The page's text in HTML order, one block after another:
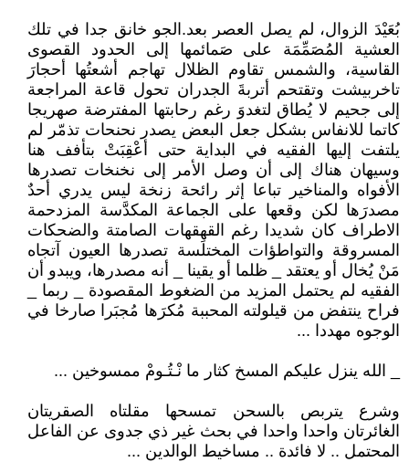
بُعَيْدَ الزوال، لم يصل العصر بعد.الجو خانق جدا في تلك
العشية المُصَمِّمَة على صَمائمها إلى الحدود القصوى
القاسية، والشمس تقاوم الظلال تهاجم أشعتُها أحجارَ
تاخربيشت وتقتحم أتربةَ الجدران تحول قاعة المراجعة
إلى جحيم لا يُطاق لتغدوَ رغم رحابتها المفترضة صهريجا
كاتما للانفاس بشكل جعل البعض يصدر نحنحات تذمّر لم
يلتفت إليها الفقيه في البداية حتى أعْقِبَتْ بتأفف هنا
وسيهان هناك إلى أن وصل الأمر إلى نخنخات تصدرها
الأفواه والمناخير تباعا إثر رائحة زنخة ليس يدري أحدٌ
مصدرَها لكن وقعها على الجماعة المكدَّسة المزدحمة
الاطراف كان شديدا رغم القهقهات الصامتة والضحكات
المسروقة والتواطؤات المختلَسة تصدرها العيون آتجاه
مَنْ يُخال أو يعتقد _ ظلما أو يقينا _ أنه مصدرها، ويبدو أن
الفقيه لم يحتمل المزيد من الضغوط المقصودة _ ربما _
فراح ينتفض من قيلولته المحببة مُكرَها مُجبَرا صارخا في
الوجوه مهددا ...
_ الله ينزل عليكم المسخ كثار ما نْـتُـومْ ممسوخين ...
وشرع يتربص بالسحن تمسحها مقلتاه الصقريتان
الغائرتان واحدا واحدا في بحث غير ذي جدوى عن الفاعل
المحتمل .. لا فائدة .. مساخيط الوالدين ...